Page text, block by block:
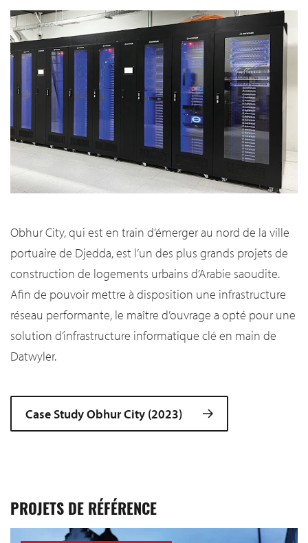
Obhur City, qui est en train d’émerger au nord de la ville
portuaire de Djedda, est l’un des plus grands projets de
construction de logements urbains d’Arabie saoudite.
Afin de pouvoir mettre à disposition une infrastructure
réseau performante, le maître d’ouvrage a opté pour une
solution d’infrastructure informatique clé en main de
Datwyler.
Case Study Obhur City (2023)
PROJETS DE RÉFÉRENCE